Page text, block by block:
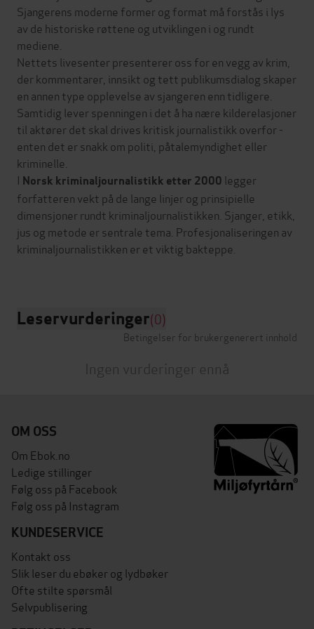
Sjangerens moderne former og format må forstås i lys
av de historiske røttene og utviklingen i og rundt
mediene.
Nettets livesenter presenterer oss for en vegg av krim,
der kommentarer, innsikt og tett publikumsdialog skaper
en annen type opplevelse av sjangeren enn tidligere.
Samtidig lever spenningen i det å ha nære kilderelasjoner
til aktører det skal drives kritisk journalistikk overfor -
enten det er snakk om politi, påtalemyndighet eller
kriminelle.
I Norsk kriminaljournalistikk etter 2000 legger
forfatteren vekt på de lange linjer og prinsipielle
dimensjoner rundt kriminaljournalistikken. Sjanger, etikk,
jus og metode er sentrale tema. Profesjonaliseringen av
kriminaljournalistikken er et viktig bakteppe.
Leservurderinger(0)
Betingelser for brukergenerert innhold
Ingen vurderinger ennå
OM OSS
Om Ebok.no
Ledige stillinger
Følg oss på Facebook
Følg oss på Instagram
KUNDESERVICE
Kontakt oss
Slik leser du ebøker og lydbøker
Ofte stilte spørsmål
Selvpublisering